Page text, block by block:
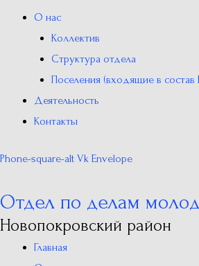
О нас
Коллектив
Структура отдела
Поселения (входящие в
Деятельность
Контакты
Phone-square-alt Vk Envelope
Отдел по делам
Новопокровский район
Главная